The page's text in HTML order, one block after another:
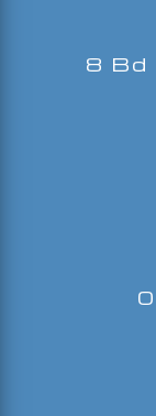
8 Bd de Québec, 45000